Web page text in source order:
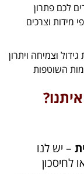
לכם פתרון
מידות וצרכים
וצמיחה ויתרון
השוטפות
– יש לנו
לחיסכון